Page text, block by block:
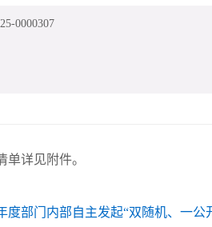
0000307
详见附件。
度部门内部自主发起“双随机、一公